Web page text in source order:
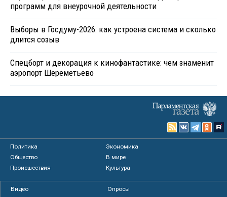
программ для внеурочной деятельности
Выборы в Госдуму-2026: как устроена система и сколько
длится созыв
Спецборт и декорация к кинофантастике: чем знаменит
аэропорт Шереметьево
Политика
Экономика
Общество
В мире
Происшествия
Культура
Видео
Опросы